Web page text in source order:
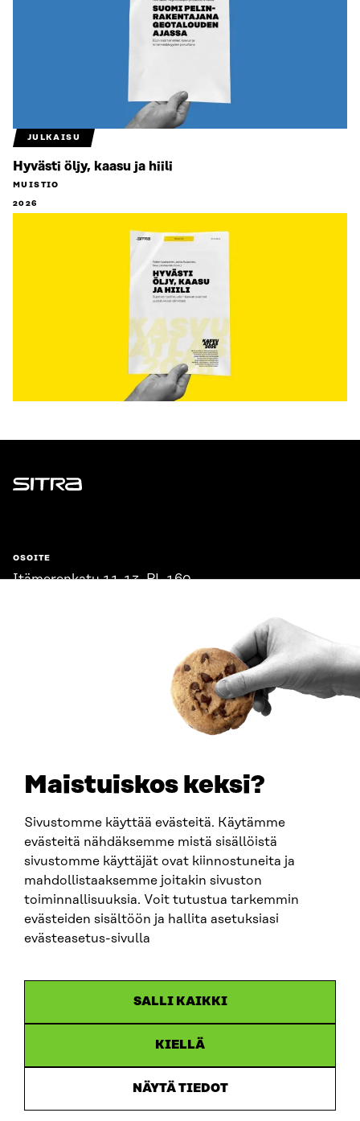
Maistuiskos keksi?
Sivustomme käyttää evästeitä. Käytämme
evästeitä nähdäksemme mistä sisällöistä
sivustomme käyttäjät ovat kiinnostuneita ja
mahdollistaaksemme joitakin sivuston
toiminnallisuuksia. Voit tutustua tarkemmin
evästeiden sisältöön ja hallita asetuksiasi
evästeasetus-sivulla
SALLI KAIKKI
KIELLÄ
NÄYTÄ TIEDOT
JULKAISU
Hyvästi öljy, kaasu ja hiili
MUISTIO
2026
Sitra
OSOITE
Itämerenkatu 11-13, PL 160,
SITRA SOSIAALISESSA MEDIASSA
LinkedIn
Instagram
YouTube
Saavutettavuusseloste
Asiakirjajulkisuus